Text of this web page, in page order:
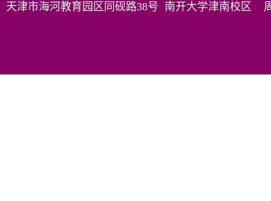
天津市海河教育园区同砚路38号 南开大学津南校区